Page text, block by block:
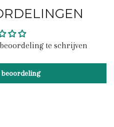
Twitter Pinterest
te schrijven